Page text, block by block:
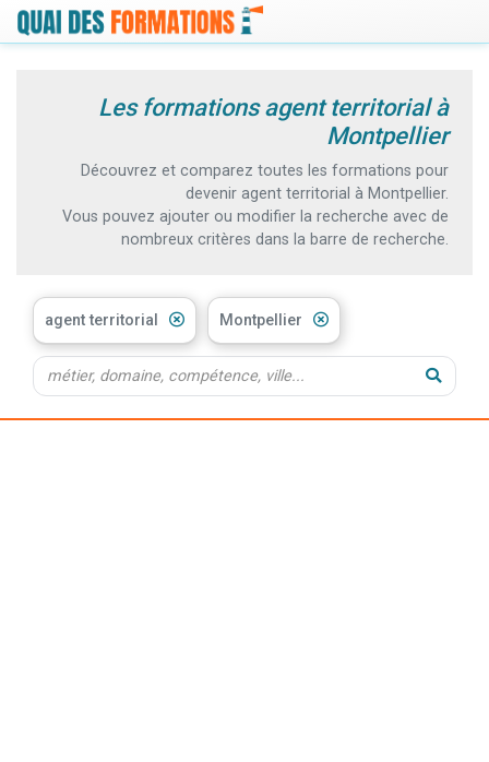
Les formations agent territorial à
Montpellier
Découvrez et comparez toutes les formations pour
devenir agent territorial à Montpellier.
Vous pouvez ajouter ou modifier la recherche avec de
nombreux critères dans la barre de recherche.
agent territorial Montpellier